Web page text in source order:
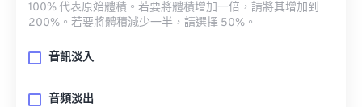
100% 代表原始體積。若要將體積增加一倍，請將其增加到
200%。若要將體積減少一半，請選擇 50%。
音訊淡入
音頻淡出